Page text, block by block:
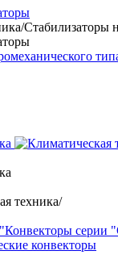
/Стабилизаторы
техника/
Конвекторы серии
конвекторы